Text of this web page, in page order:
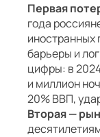
Первая
года
иностранных
барьеры и
цифры: в
и миллион
20% ВВП,
Вторая —